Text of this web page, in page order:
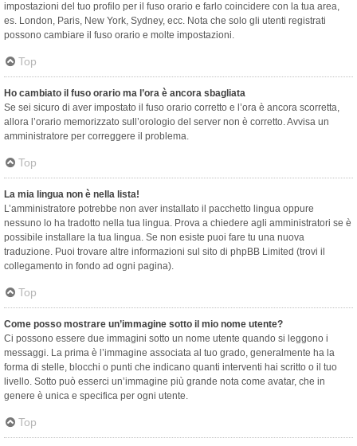
impostazioni del tuo profilo per il fuso orario e farlo coincidere con la tua area,
es. London, Paris, New York, Sydney, ecc. Nota che solo gli utenti registrati
possono cambiare il fuso orario e molte impostazioni.
Top
Ho cambiato il fuso orario ma l’ora è ancora sbagliata
Se sei sicuro di aver impostato il fuso orario corretto e l’ora è ancora scorretta,
allora l’orario memorizzato sull’orologio del server non è corretto. Avvisa un
amministratore per correggere il problema.
Top
La mia lingua non è nella lista!
L’amministratore potrebbe non aver installato il pacchetto lingua oppure
nessuno lo ha tradotto nella tua lingua. Prova a chiedere agli amministratori se è
possibile installare la tua lingua. Se non esiste puoi fare tu una nuova
traduzione. Puoi trovare altre informazioni sul sito di phpBB Limited (trovi il
collegamento in fondo ad ogni pagina).
Top
Come posso mostrare un’immagine sotto il mio nome utente?
Ci possono essere due immagini sotto un nome utente quando si leggono i
messaggi. La prima è l’immagine associata al tuo grado, generalmente ha la
forma di stelle, blocchi o punti che indicano quanti interventi hai scritto o il tuo
livello. Sotto può esserci un’immagine più grande nota come avatar, che in
genere è unica e specifica per ogni utente.
Top